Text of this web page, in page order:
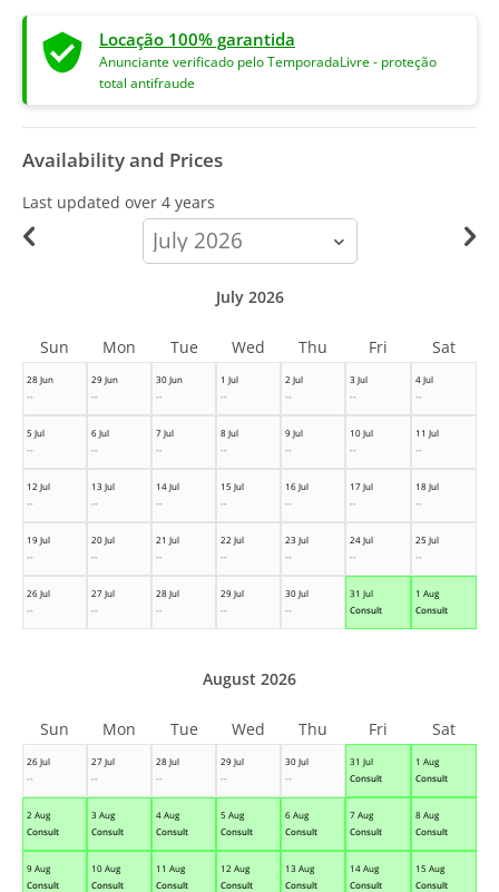
Locação 100% garantida
Anunciante verificado pelo TemporadaLivre - proteção
total antifraude
Availability and Prices
Last updated over 4 years
calendar-
month
28 Jun
--
29 Jun
--
30 Jun
--
1 Jul
--
2 Jul
--
3 Jul
--
4 Jul
--
5 Jul
--
6 Jul
--
7 Jul
--
8 Jul
--
9 Jul
--
10 Jul
--
11 Jul
--
12 Jul
--
13 Jul
--
14 Jul
--
15 Jul
--
16 Jul
--
17 Jul
--
18 Jul
--
19 Jul
--
20 Jul
--
21 Jul
--
22 Jul
--
23 Jul
--
24 Jul
--
25 Jul
--
26 Jul
--
27 Jul
--
28 Jul
--
29 Jul
--
30 Jul
--
31 Jul
Consult
1 Aug
Consult
July 2026
Sun Mon Tue Wed Thu Fri Sat
26 Jul
--
27 Jul
--
28 Jul
--
29 Jul
--
30 Jul
--
31 Jul
Consult
1 Aug
Consult
2 Aug
Consult
3 Aug
Consult
4 Aug
Consult
5 Aug
Consult
6 Aug
Consult
7 Aug
Consult
8 Aug
Consult
9 Aug
Consult
10 Aug
Consult
11 Aug
Consult
12 Aug
Consult
13 Aug
Consult
14 Aug
Consult
15 Aug
Consult
August 2026
Sun Mon Tue Wed Thu Fri Sat